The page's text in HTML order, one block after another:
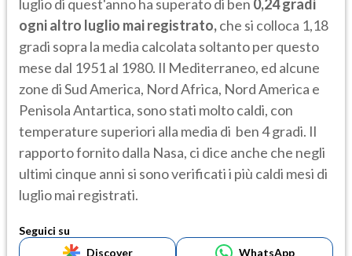
luglio di quest'anno ha superato di ben 0,24 gradi
ogni altro luglio mai registrato,che si colloca 1,18
gradi sopra la media calcolata soltanto per questo
mese dal 1951 al 1980. Il Mediterraneo, ed alcune
zone di Sud America, Nord Africa, Nord America e
Penisola Antartica, sono stati molto caldi, con
temperature superiori alla media di ben 4 gradi. Il
rapporto fornito dalla Nasa, ci dice anche che negli
ultimi cinque anni si sono verificati i più caldi mesi di
luglio mai registrati.
Seguici su
Discover
WhatsApp